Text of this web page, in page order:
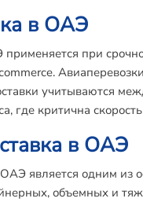
в ОАЭ
при
учитываются
где критична
в ОАЭ
является одним из
объемных и